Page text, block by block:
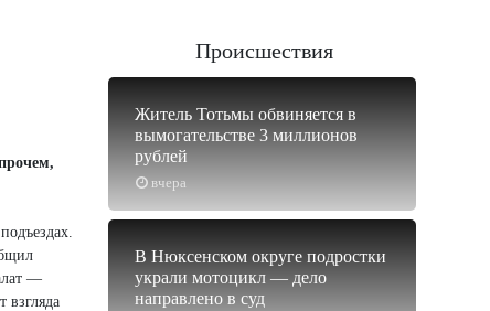
—
взгляда
Происшествия
вчера
Житель Тотьмы обвиняется в
вымогательстве 3 миллионов
рублей
В Нюксенском округе подростки
украли мотоцикл — дело
направлено в суд